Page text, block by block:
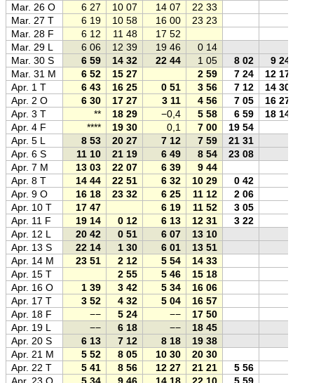
Mar. 26 O
6 27 10 07 14 07
22 33
Mar. 27 T
6 19 10 58 16 00
23 23
Mar. 28 F
6 12 11 48
17 52
Mar. 29 L
6 06 12 39 19 46
0 14
Mar. 30 S
6 59 14 32 22 44 1 05 8 02
9 24
Mar. 31 M
6 52 15 27 2 59 7 24
12 17
Apr. 1 T
6 43 16 25 0 51 3 56 7 12
14 30
Apr. 2 O
6 30 17 27 3 11 4 56 7 05
16 27
Apr. 3 T
** 18 29 −0,4 5 58 6 59
18 14
Apr. 4 F
**** 19 30 0,1 7 00
19 54
Apr. 5 L
8 53 20 27 7 12 7 59
21 31
Apr. 6 S
11 10 21 19 6 49 8 54
23 08
Apr. 7 M
13 03 22 07 6 39
9 44
Apr. 8 T
14 44 22 51 6 32 10 29
0 42
Apr. 9 O
16 18 23 32 6 25 11 12
2 06
Apr. 10 T
17 47 6 19 11 52
3 05
Apr. 11 F
19 14 0 12 6 13 12 31
3 22
Apr. 12 L
20 42 0 51 6 07
13 10
Apr. 13 S
22 14 1 30 6 01
13 51
Apr. 14 M
23 51 2 12 5 54
14 33
Apr. 15 T
2 55 5 46
15 18
Apr. 16 O
1 39 3 42 5 34
16 06
Apr. 17 T
3 52 4 32 5 04
16 57
Apr. 18 F
−− 5 24 −−
17 50
Apr. 19 L
−− 6 18 −−
18 45
Apr. 20 S
6 13 7 12 8 18
19 38
Apr. 21 M
5 52 8 05 10 30
20 30
Apr. 22 T
5 41 8 56 12 27 21 21
5 56
Apr. 23 O
5 34 9 46 14 18 22 10 5 59